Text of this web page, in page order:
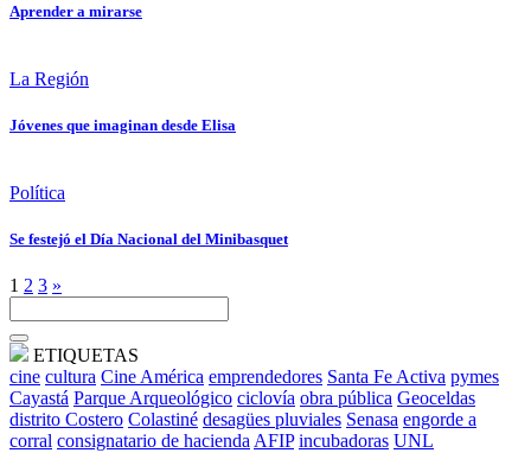
Aprender a mirarse
La Región
Jóvenes que imaginan desde Elisa
Política
Se festejó el Día Nacional del Minibasquet
1 2 3 »
ETIQUETAS
cine cultura Cine América emprendedores Santa Fe Activa pymes
Cayastá Parque Arqueológico ciclovía obra pública Geoceldas
distrito Costero Colastiné desagües pluviales Senasa engorde a
corral consignatario de hacienda AFIP incubadoras UNL